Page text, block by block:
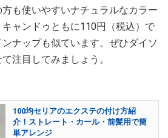
も使いやすいナチュラルなカラー
ャンドゥともに110円（税込）で
ナップも似ています。ぜひダイソ
注目してみましょう。
100均セリアのエクステの付け方紹
介！ストレート・カール・前髪用で簡
単アレンジ